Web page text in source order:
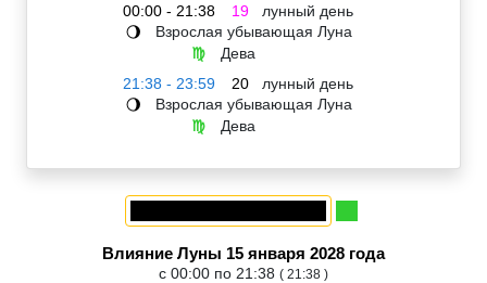
00:00 - 21:38 19 лунный день
🌖 Взрослая убывающая Луна
♍
Дева
21:38 - 23:59
20 лунный день
🌖 Взрослая убывающая Луна
♍ Дева
Влияние Луны 15 января 2028 года
с 00:00 по 21:38 ( 21:38 )